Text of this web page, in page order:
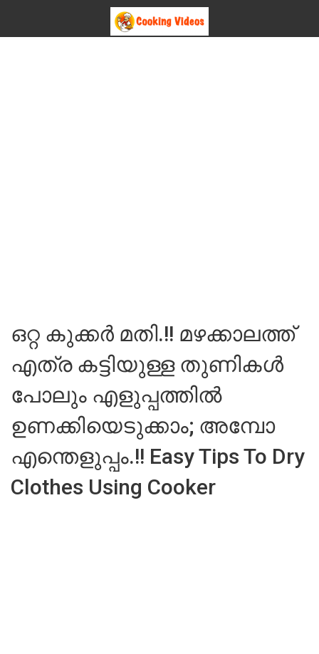
ഒറ്റ കുക്കർ മതി.!! മഴക്കാലത്ത്
എത്ര കട്ടിയുള്ള തുണികൾ
പോലും എളുപ്പത്തിൽ
ഉണക്കിയെടുക്കാം; അമ്പോ
എന്തെളുപ്പം.!! Easy Tips To Dry
Clothes Using Cooker